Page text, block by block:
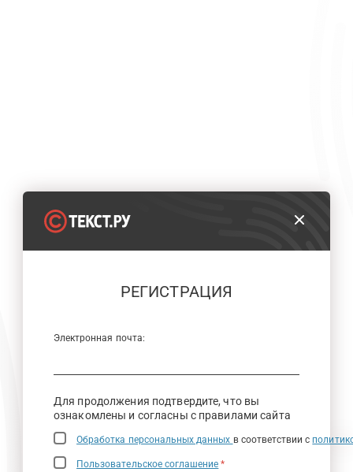
РЕГИСТРАЦИЯ
Электронная почта:
Для продолжения подтвердите, что вы
ознакомлены и согласны с правилами сайта
Обработка персональных данных в соответствии с
Пользовательское соглашение *